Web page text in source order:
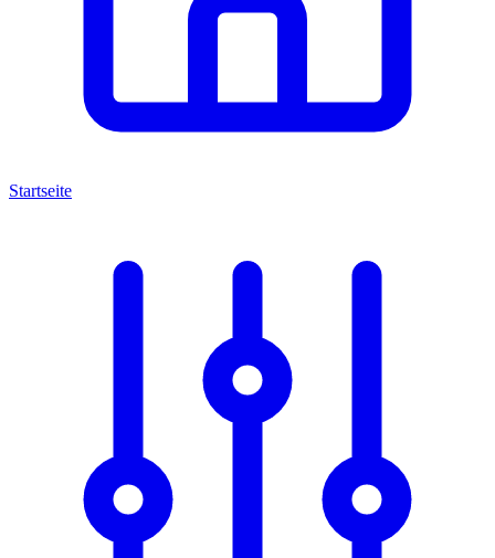
Startseite